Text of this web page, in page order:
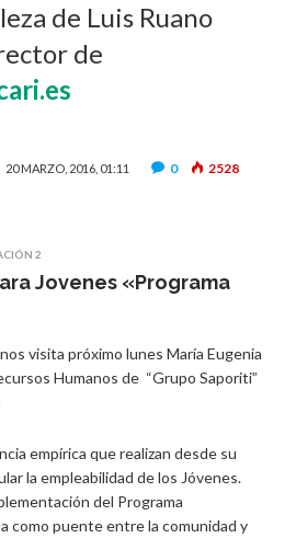
de Luis Ruano
de
20 MARZO, 2016, 01:11 0 2528
2
Jovenes «Programa
visita próximo lunes María Eugenia
Humanos de “Grupo Saporiti”
empírica que realizan desde su
la empleabilidad de los Jóvenes.
del Programa
como puente entre la comunidad y